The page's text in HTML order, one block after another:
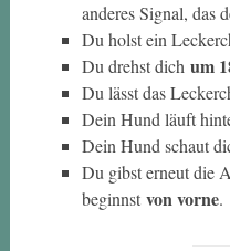
anderes Signal, das
Du holst ein
Du drehst dich um
Du lässt das
Dein Hund läuft
Dein Hund schaut
Du gibst erneut die
beginnst von vorne.